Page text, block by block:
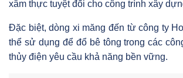
xâm thực tuyệt đối cho công trình xây
Đặc biệt, dòng xi măng đến từ công ty
thể sử dụng để đổ bê tông trong các
thủy điện yêu cầu khả năng bền vững.